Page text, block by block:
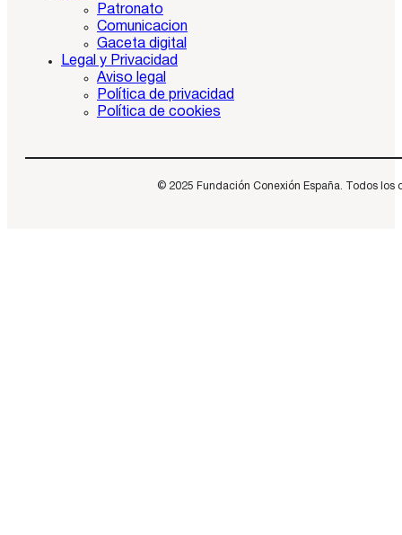
Patronato
Comunicacion
Gaceta digital
Legal y Privacidad
Aviso legal
Política de privacidad
Política de cookies
© 2025 Fundación Conexión España. Todos los